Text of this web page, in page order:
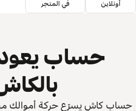
أونلاين في المتجر
حساب
حساب كاش يسرّع حركة أموالك